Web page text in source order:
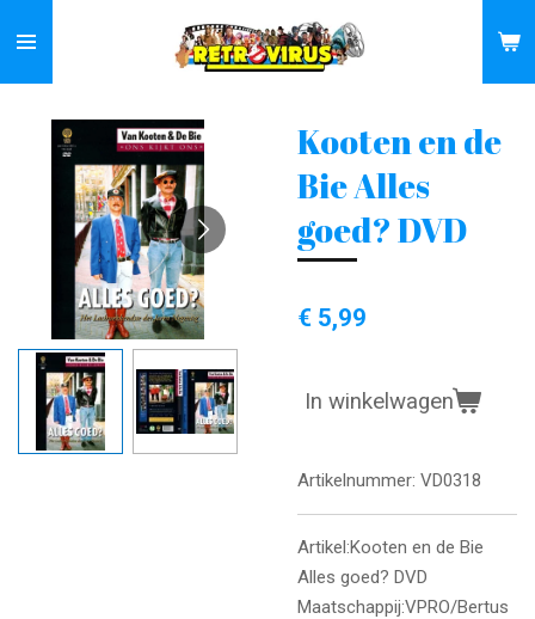
direct
naar
hoofdinhoud
Kooten en de
Bie Alles
goed? DVD
€ 5,99
In winkelwagen
Artikelnummer: VD0318
Artikel:Kooten en de Bie
Alles goed? DVD
Maatschappij:VPRO/Bertus